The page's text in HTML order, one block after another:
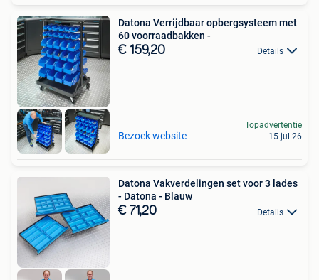
Datona Verrijdbaar opbergsysteem met
60 voorraadbakken -
€ 159,20 Details
Bezoek website
Topadvertentie
15 jul 26
Datona Vakverdelingen set voor 3 lades
- Datona - Blauw
€ 71,20 Details